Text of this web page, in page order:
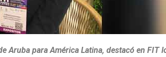
Aruba para América Latina, destacó en FIT